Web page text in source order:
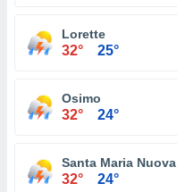
Lorette
32° 25°
Osimo
32° 24°
Santa Maria Nuova
32° 24°